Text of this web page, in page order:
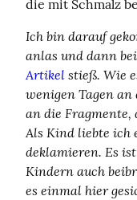
die mit Schmalz
Ich bin darauf
anlas und dann
Artikel stieß. Wie
wenigen Tagen an
an die Fragmente,
Als Kind liebte ich
deklamieren. Es
Kindern auch
es einmal hier